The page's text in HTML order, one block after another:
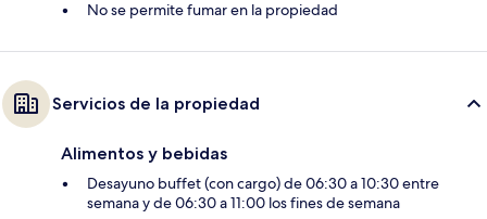
No se permite fumar en la propiedad
Servicios de la propiedad
Alimentos y bebidas
Desayuno buffet (con cargo) de 06:30 a 10:30 entre
semana y de 06:30 a 11:00 los fines de semana